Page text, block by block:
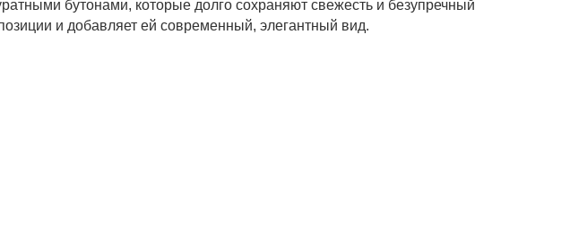
бутонами, которые долго сохраняют свежесть и безупречный
и добавляет ей современный, элегантный вид.